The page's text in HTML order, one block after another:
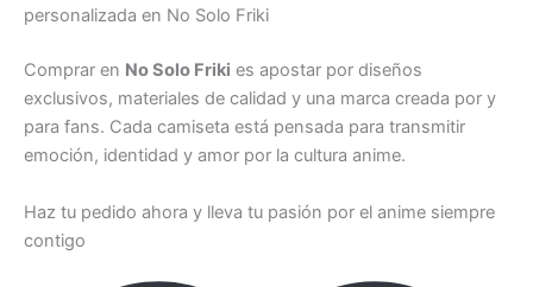
personalizada en No Solo Friki
Comprar en No Solo Friki es apostar por diseños
exclusivos, materiales de calidad y una marca creada por y
para fans. Cada camiseta está pensada para transmitir
emoción, identidad y amor por la cultura anime.
Haz tu pedido ahora y lleva tu pasión por el anime siempre
contigo